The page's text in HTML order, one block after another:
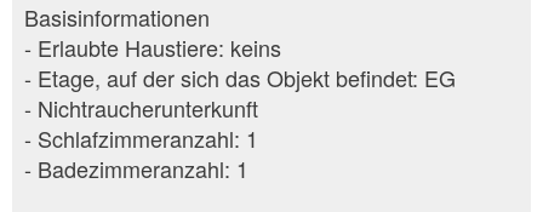
Basisinformationen
- Erlaubte Haustiere: keins
- Etage, auf der sich das Objekt befindet: EG
- Nichtraucherunterkunft
- Schlafzimmeranzahl: 1
- Badezimmeranzahl: 1